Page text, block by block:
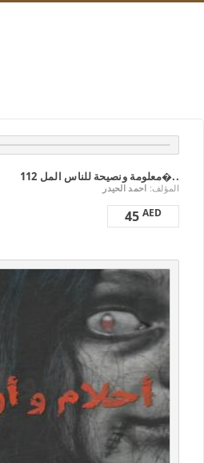
112 معلومة ونصيحة للناس المل�..
المؤلف: احمد الحيدر
45 AED